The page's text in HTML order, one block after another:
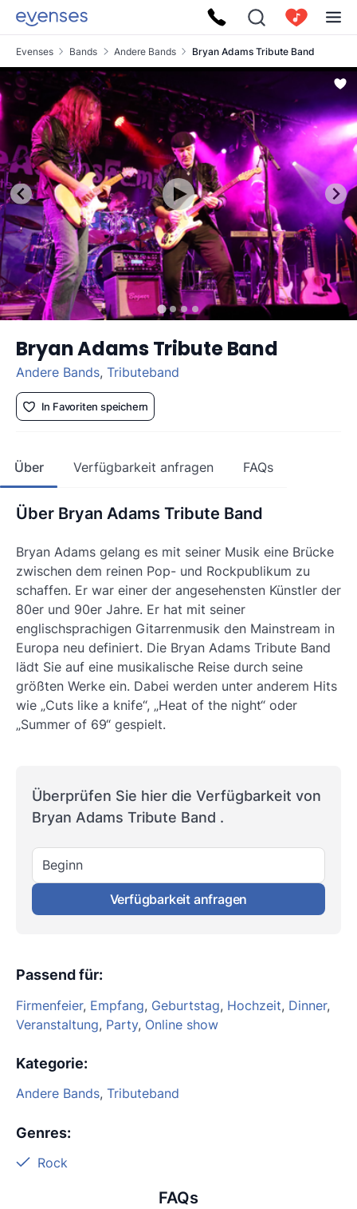
Evenses Bands Andere Bands Bryan Adams Tribute Band
Bryan Adams Tribute Band
Andere Bands, Tributeband
In Favoriten speichern
Über Verfügbarkeit anfragen FAQs
Über Bryan Adams Tribute Band
Bryan Adams gelang es mit seiner Musik eine Brücke
zwischen dem reinen Pop- und Rockpublikum zu
schaffen. Er war einer der angesehensten Künstler der
80er und 90er Jahre. Er hat mit seiner
englischsprachigen Gitarrenmusik den Mainstream in
Europa neu definiert. Die Bryan Adams Tribute Band
lädt Sie auf eine musikalische Reise durch seine
größten Werke ein. Dabei werden unter anderem Hits
wie „Cuts like a knife“, „Heat of the night“ oder
„Summer of 69“ gespielt.
Überprüfen Sie hier die Verfügbarkeit von
Bryan Adams Tribute Band .
Beginn
Verfügbarkeit anfragen
Passend für:
Firmenfeier, Empfang, Geburtstag, Hochzeit, Dinner,
Veranstaltung, Party, Online show
Kategorie:
Andere Bands, Tributeband
Genres:
Rock
FAQs